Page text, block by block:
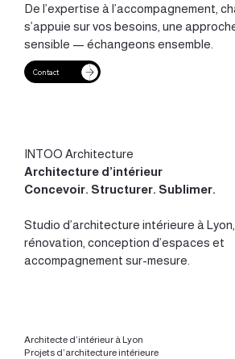
De l’expertise à l’accompagnement,
s’appuie sur vos besoins, une
sensible — échangeons ensemble.
Contact
habiter la mémoire des lieux
INTOO Architecture
Architecture d’intérieur
Concevoir. Structurer. Sublimer.
Studio d’architecture intérieure à Lyon
rénovation, conception d’espaces et
accompagnement sur-mesure.
Architecte d’intérieur à Lyon
Projets d’architecture intérieure